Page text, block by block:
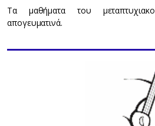
Τα μαθήματα του
απογευματινά.